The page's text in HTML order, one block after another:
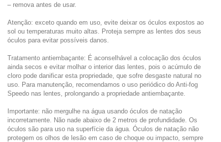
– remova antes de usar.
Atenção: exceto quando em uso, evite deixar os óculos expostos ao
sol ou temperaturas muito altas. Proteja sempre as lentes dos seus
óculos para evitar possíveis danos.
Tratamento antiembaçante: É aconselhável a colocação dos óculos
ainda secos e evitar molhar o interior das lentes, pois o acúmulo de
cloro pode danificar esta propriedade, que sofre desgaste natural no
uso. Para manutenção, recomendamos o uso periódico do Anti-fog
Speedo nas lentes, prolongando a propriedade antiembaçante.
Importante: não mergulhe na água usando óculos de natação
incorretamente. Não nade abaixo de 2 metros de profundidade. Os
óculos são para uso na superfície da água. Óculos de natação não
protegem os olhos de lesão em caso de choque ou impacto, sempre